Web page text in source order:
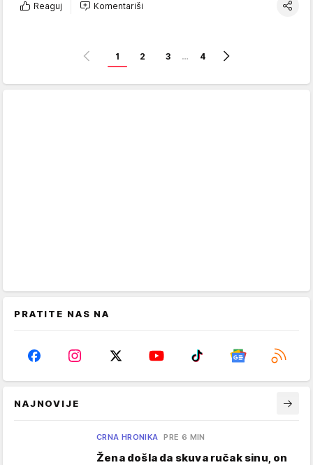
Reaguj Komentariši
1 2 3 … 4
PRATITE NAS NA
NAJNOVIJE
CRNA HRONIKA PRE 6 MIN
Žena došla da skuva ručak sinu, on